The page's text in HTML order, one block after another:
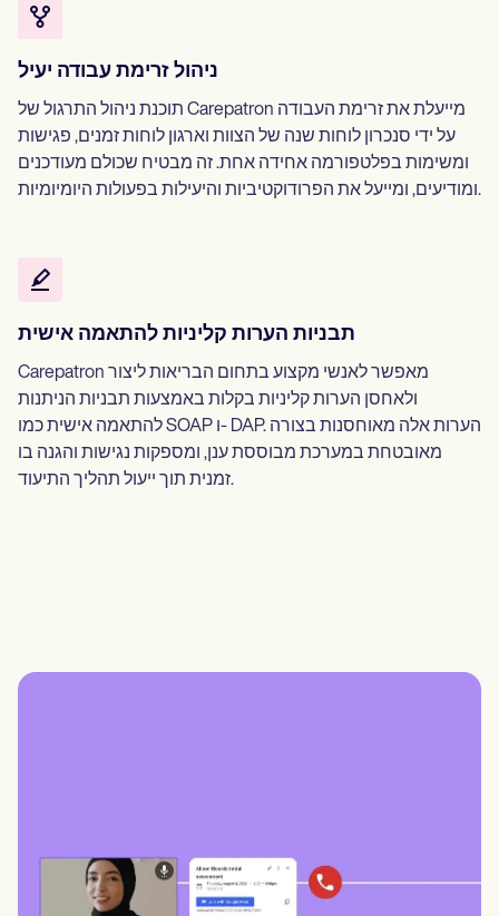
ניהול זרימת עבודה יעיל
תוכנת ניהול התרגול של Carepatron מייעלת את זרימת העבודה
על ידי סנכרון לוחות שנה של הצוות וארגון לוחות זמנים, פגישות
ומשימות בפלטפורמה אחידה אחת. זה מבטיח שכולם מעודכנים
ומודיעים, ומייעל את הפרודוקטיביות והיעילות בפעולות היומיומיות.
תבניות הערות קליניות להתאמה אישית
Carepatron מאפשר לאנשי מקצוע בתחום הבריאות ליצור
ולאחסן הערות קליניות בקלות באמצעות תבניות הניתנות
להתאמה אישית כמו SOAP ו- DAP. הערות אלה מאוחסנות בצורה
מאובטחת במערכת מבוססת ענן, ומספקות נגישות והגנה בו
זמנית תוך ייעול תהליך התיעוד.